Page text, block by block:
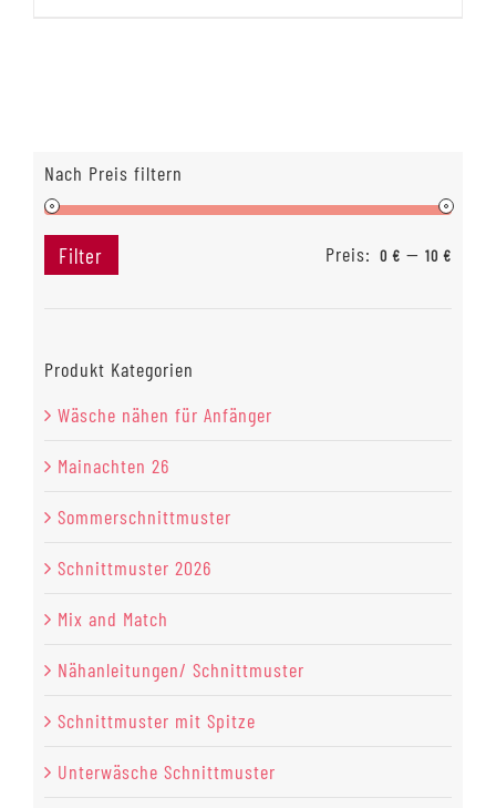
Nach Preis filtern
Min.
Max.
Filter Preis: 0 € — 10 €
Produkt Kategorien
Wäsche nähen für Anfänger
Mainachten 26
Sommerschnittmuster
Schnittmuster 2026
Mix and Match
Nähanleitungen/ Schnittmuster
Schnittmuster mit Spitze
Unterwäsche Schnittmuster